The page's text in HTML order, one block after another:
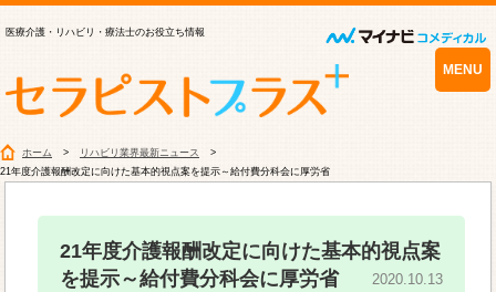
医療介護・リハビリ・療法士のお役立ち情報
MENU
ホーム
リハビリ業界最新ニュース
21年度介護報酬改定に向けた基本的視点案を提示～給付費分科会に厚労省
21年度介護報酬改定に向けた基本的視点案
を提示～給付費分科会に厚労省
2020.10.13